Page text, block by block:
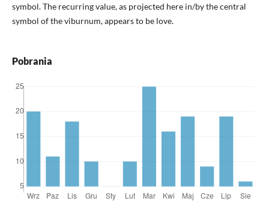
symbol. The recurring value, as projected here in/by the central
symbol of the viburnum, appears to be love.
Pobrania